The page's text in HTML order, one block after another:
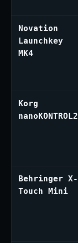
Novation
Launchkey
MK4
Korg
nanoKONTROL2
Behringer X-
Touch Mini